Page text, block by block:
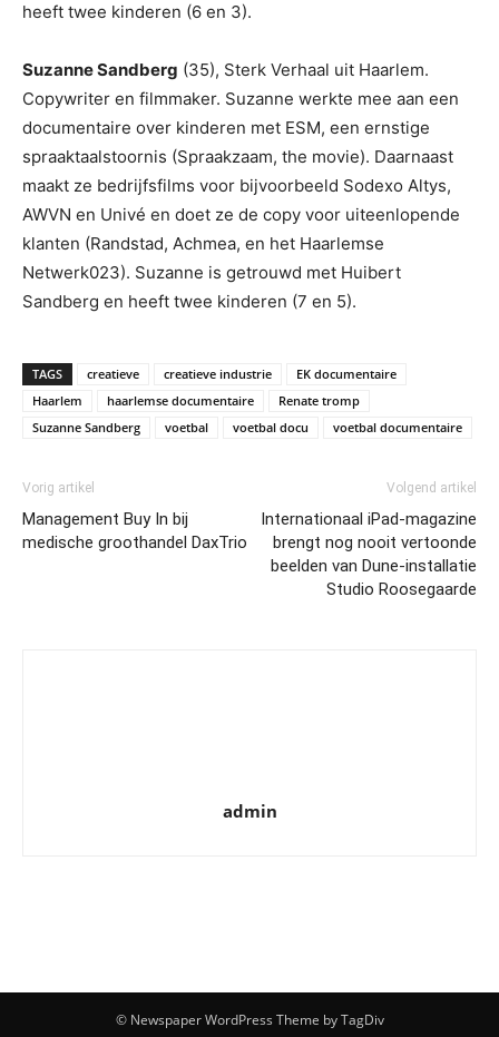
heeft twee kinderen (6 en 3).
Suzanne Sandberg (35), Sterk Verhaal uit Haarlem.
Copywriter en filmmaker. Suzanne werkte mee aan een
documentaire over kinderen met ESM, een ernstige
spraaktaalstoornis (Spraakzaam, the movie). Daarnaast
maakt ze bedrijfsfilms voor bijvoorbeeld Sodexo Altys,
AWVN en Univé en doet ze de copy voor uiteenlopende
klanten (Randstad, Achmea, en het Haarlemse
Netwerk023). Suzanne is getrouwd met Huibert
Sandberg en heeft twee kinderen (7 en 5).
TAGS creatieve creatieve industrie
EK documentaire
Haarlem
haarlemse documentaire
Renate tromp
Suzanne Sandberg
voetbal voetbal docu voetbal documentaire
Vorig artikel
Management Buy In bij
medische groothandel DaxTrio
Volgend artikel
Internationaal iPad-magazine
brengt nog nooit vertoonde
beelden van Dune-installatie
Studio Roosegaarde
admin
© Newspaper WordPress Theme by TagDiv